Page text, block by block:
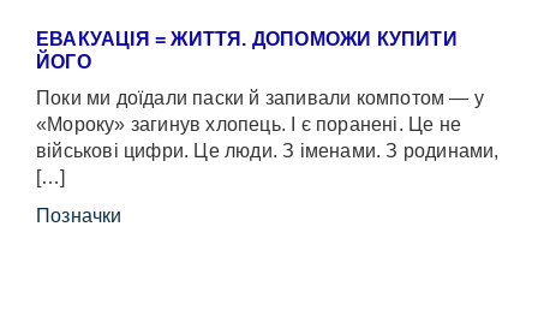
ЕВАКУАЦІЯ = ЖИТТЯ. ДОПОМОЖИ КУПИТИ
ЙОГО
Поки ми доїдали паски й запивали компотом — у
«Мороку» загинув хлопець. І є поранені. Це не
військові цифри. Це люди. З іменами. З родинами,
[…]
Позначки